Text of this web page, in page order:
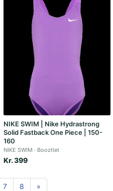
NIKE SWIM | Nike Hydrastrong
Solid Fastback One Piece | 150-
160
NIKE SWIM Booztlet
Kr. 399
7 8 »